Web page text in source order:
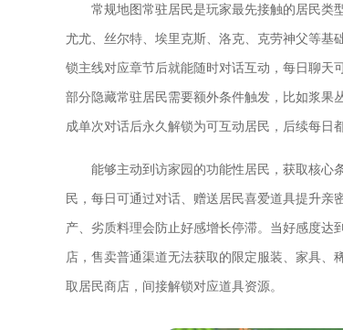
常规地图常驻居民是玩家最先接触的居民类
尤尤、丝尔特、埃里克斯、洛克、克劳神父等
锁主线对应章节后就能随时对话互动，每日聊天
部分隐藏常驻居民需要额外条件触发，比如浆果
成单次对话后永久解锁为可互动居民，后续每日
能够主动到访家园的功能性居民，获取核心
民，每日可通过对话、赠送居民喜爱道具提升亲
产、劣质料理会防止好感增长停滞。当好感度
店，售卖普通渠道无法获取的限定服装、家具
取居民商店，间接解锁对应道具资源。